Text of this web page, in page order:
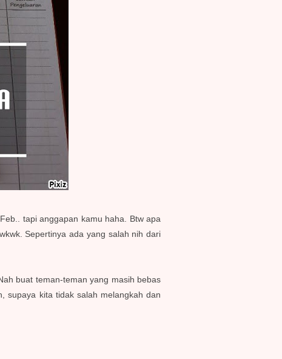
tapi anggapan kamu haha. Btw apa
Sepertinya ada yang salah nih dari
buat teman-teman yang masih bebas
supaya kita tidak salah melangkah dan